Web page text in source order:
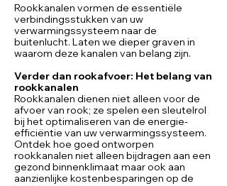
Rookkanalen vormen de essentiële
verbindingsstukken van uw
verwarmingssysteem naar de
buitenlucht. Laten we dieper graven in
waarom deze kanalen van belang zijn.
Verder dan rookafvoer: Het belang van
rookkanalen
Rookkanalen dienen niet alleen voor de
afvoer van rook; ze spelen een sleutelrol
bij het optimaliseren van de energie-
efficiëntie van uw verwarmingssysteem.
Ontdek hoe goed ontworpen
rookkanalen niet alleen bijdragen aan een
gezond binnenklimaat maar ook aan
aanzienlijke kostenbesparingen op de